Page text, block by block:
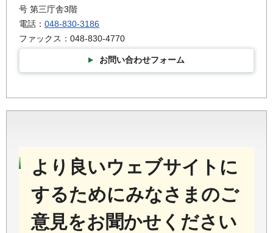
号 第三庁舎3階
電話： 048-830-3186
ファックス：048-830-4770
お問い合わせフォーム
より良いウェブサイトに
するためにみなさまのご
意見をお聞かせください